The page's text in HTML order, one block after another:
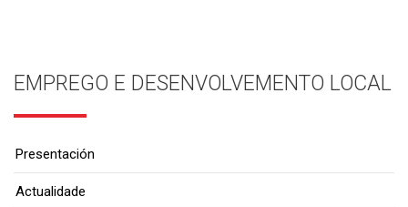
EMPREGO E DESENVOLVEMENTO LOCAL
Presentación
Actualidade